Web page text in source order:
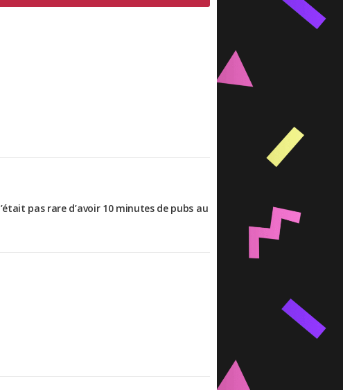
pas rare d’avoir 10 minutes de pubs au